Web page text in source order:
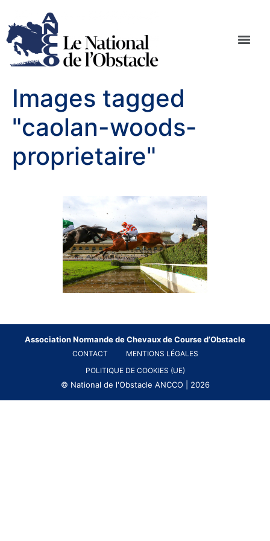
Images tagged
"caolan-woods-
proprietaire"
Association Normande de Chevaux de Course d’Obstacle
CONTACT
MENTIONS LÉGALES
POLITIQUE DE COOKIES (UE)
© National de l'Obstacle ANCCO | 2026